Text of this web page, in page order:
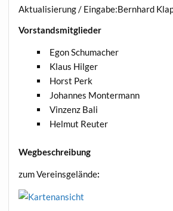
Aktualisierung / Eingabe:Bernhard
Vorstandsmitglieder
Egon Schumacher
Klaus Hilger
Horst Perk
Johannes Montermann
Vinzenz Bali
Helmut Reuter
Wegbeschreibung
zum Vereinsgelände: